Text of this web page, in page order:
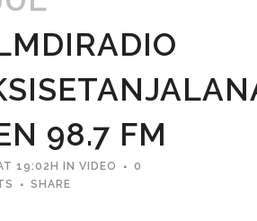
98.7 FM
19:02H IN VIDEO
0
SHARE